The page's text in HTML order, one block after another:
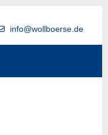
info@wollboerse.de